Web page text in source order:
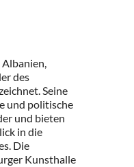
Albanien,
des
Seine
und politische
und bieten
in die
Die
Kunsthalle